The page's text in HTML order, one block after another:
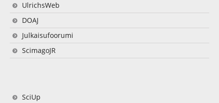
UlrichsWeb
DOAJ
Julkaisufoorumi
ScimagoJR
SciUp